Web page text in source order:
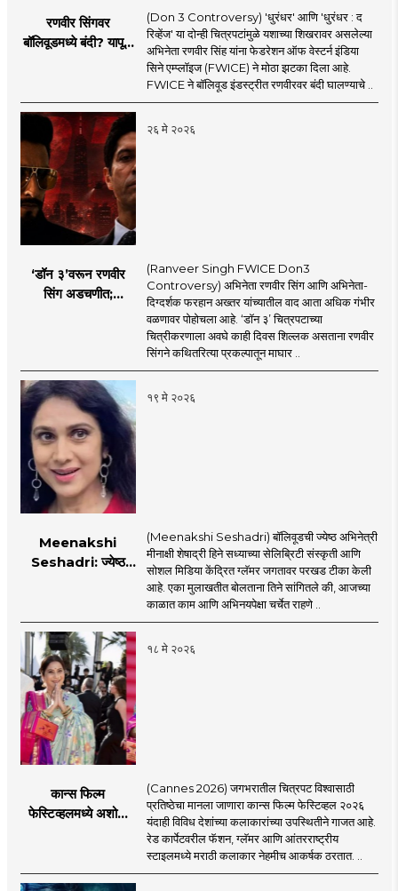
रणवीर सिंगवर
बॉलिवूडमध्ये बंदी? यापूर्वी
(Don 3 Controversy) 'धुरंधर' आणि 'धुरंधर : द
रिव्हेंज' या दोन्ही चित्रपटांमुळे यशाच्या शिखरावर असलेल्या
अभिनेता रणवीर सिंह यांना फेडरेशन ऑफ वेस्टर्न इंडिया
सिने एम्प्लॉइज (FWICE) ने मोठा झटका दिला आहे.
FWICE ने बॉलिवूड इंडस्ट्रीत रणवीरवर बंदी घालण्याचे ..
२६ मे २०२६
‘डॉन ३’वरून रणवीर
सिंग अडचणीत;
(Ranveer Singh FWICE Don3
Controversy) अभिनेता रणवीर सिंग आणि अभिनेता-
दिग्दर्शक फरहान अख्तर यांच्यातील वाद आता अधिक गंभीर
वळणावर पोहोचला आहे. ‘डॉन ३’ चित्रपटाच्या
चित्रीकरणाला अवघे काही दिवस शिल्लक असताना रणवीर
सिंगने कथितरित्या प्रकल्पातून माघार ..
१९ मे २०२६
Meenakshi
Seshadri: ज्येष्ठ
सेलिब्रिटी संस्कृतीवर
जोरदार टीका, नेमकं
काय म्हणाली?
(Meenakshi Seshadri) बॉलिवूडची ज्येष्ठ अभिनेत्री
मीनाक्षी शेषाद्री हिने सध्याच्या सेलिब्रिटी संस्कृती आणि
सोशल मिडिया केंद्रित ग्लॅमर जगतावर परखड टीका केली
आहे. एका मुलाखतीत बोलताना तिने सांगितले की, आजच्या
काळात काम आणि अभिनयपेक्षा चर्चेत राहणे ..
१८ मे २०२६
कान्स फिल्म
फेस्टिव्हलमध्ये अशोक
रेड कार्पेट लूक
(Cannes 2026) जगभरातील चित्रपट विश्वासाठी
प्रतिष्ठेचा मानला जाणारा कान्स फिल्म फेस्टिव्हल २०२६
यंदाही विविध देशांच्या कलाकारांच्या उपस्थितीने गाजत आहे.
रेड कार्पेटवरील फॅशन, ग्लॅमर आणि आंतरराष्ट्रीय
स्टाइलमध्ये मराठी कलाकार नेहमीच आकर्षक ठरतात. ..